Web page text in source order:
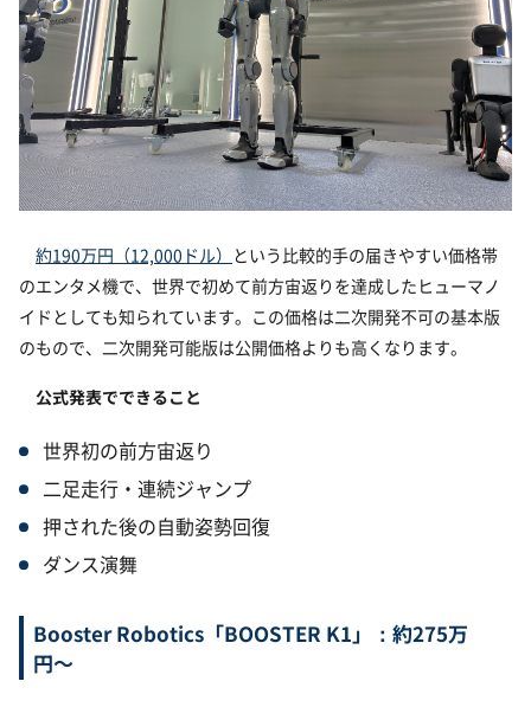
約190万円（12,000ドル） という比較的手の届きやすい価格帯
のエンタメ機で、世界で初めて前方宙返りを達成したヒューマノ
イドとしても知られています。この価格は二次開発不可の基本版
のもので、二次開発可能版は公開価格よりも高くなります。
公式発表でできること
世界初の前方宙返り
二足走行・連続ジャンプ
押された後の自動姿勢回復
ダンス演舞
Booster Robotics「BOOSTER K1」：約275万
円〜